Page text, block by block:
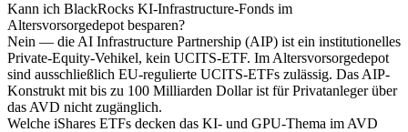
Kann ich BlackRocks KI-Infrastructure-Fonds im
Altersvorsorgedepot besparen?
Nein — die AI Infrastructure Partnership (AIP) ist ein institutionelles
Private-Equity-Vehikel, kein UCITS-ETF. Im Altersvorsorgedepot
sind ausschließlich EU-regulierte UCITS-ETFs zulässig. Das AIP-
Konstrukt mit bis zu 100 Milliarden Dollar ist für Privatanleger über
das AVD nicht zugänglich.
Welche iShares ETFs decken das KI- und GPU-Thema im AVD